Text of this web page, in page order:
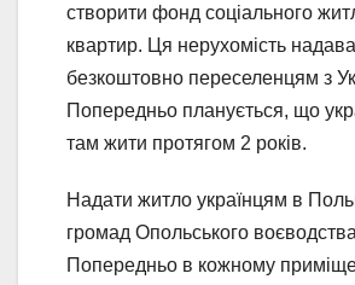
створити фонд соціального
квартир. Ця нерухомість
безкоштовно переселенцям з
Попередньо планується, що
там жити протягом 2 років.
Надати житло українцям в
громад Опольського
Попередньо в кожному